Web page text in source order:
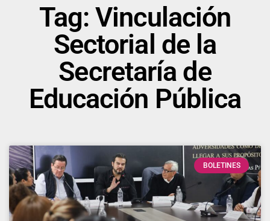
Tag: Vinculación
Sectorial de la
Secretaría de
Educación Pública
BOLETINES